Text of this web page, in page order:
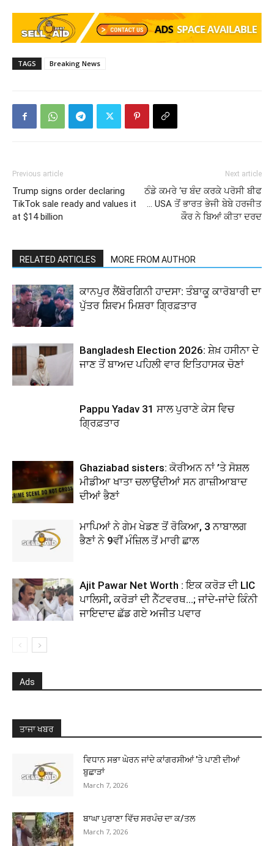
TAGS Breaking News
Previous article
Trump signs order declaring
TikTok sale ready and values it
at $14 billion
Next article
ਠੰਡੇ ਕਮਰੇ ‘ਚ ਬੰਦ ਕਰਕੇ ਪਰੋਸੀ ਬੀਫ
… USA ਤੋਂ ਭਾਰਤ ਭੇਜੀ ਬੇਬੇ ਹਰਜੀਤ
ਕੌਰ ਨੇ ਬਿਆਂ ਕੀਤਾ ਦਰਦ
RELATED ARTICLES MORE FROM AUTHOR
ਕਾਨਪੁਰ ਲੈਂਬੋਰਗਿਨੀ ਹਾਦਸਾ: ਤੰਬਾਕੂ ਕਾਰੋਬਾਰੀ ਦਾ
ਪੁੱਤਰ ਸ਼ਿਵਮ ਮਿਸ਼ਰਾ ਗ੍ਰਿਫ਼ਤਾਰ
Bangladesh Election 2026: ਸ਼ੇਖ਼ ਹਸੀਨਾ ਦੇ
ਜਾਣ ਤੋਂ ਬਾਅਦ ਪਹਿਲੀ ਵਾਰ ਇਤਿਹਾਸਕ ਚੋਣਾਂ
Pappu Yadav 31 ਸਾਲ ਪੁਰਾਣੇ ਕੇਸ ਵਿਚ
ਗ੍ਰਿਫ਼ਤਾਰ
Ghaziabad sisters: ਕੋਰੀਅਨ ਨਾਂ ’ਤੇ ਸੋਸ਼ਲ
ਮੀਡੀਆ ਖਾਤਾ ਚਲਾਉਂਦੀਆਂ ਸਨ ਗਾਜ਼ੀਆਬਾਦ
ਦੀਆਂ ਭੈਣਾਂ
ਮਾਪਿਆਂ ਨੇ ਗੇਮ ਖੇਡਣ ਤੋਂ ਰੋਕਿਆ, 3 ਨਾਬਾਲਗ
ਭੈਣਾਂ ਨੇ 9ਵੀਂ ਮੰਜ਼ਿਲ ਤੋਂ ਮਾਰੀ ਛਾਲ
Ajit Pawar Net Worth : ਇਕ ਕਰੋੜ ਦੀ LIC
ਪਾਲਿਸੀ, ਕਰੋੜਾਂ ਦੀ ਨੈੱਟਵਰਥ…; ਜਾਂਦੇ-ਜਾਂਦੇ ਕਿੰਨੀ
ਜਾਇਦਾਦ ਛੱਡ ਗਏ ਅਜੀਤ ਪਵਾਰ
Ads
ਤਾਜਾ ਖਬਰ
ਵਿਧਾਨ ਸਭਾ ਘੇਰਨ ਜਾਂਦੇ ਕਾਂਗਰਸੀਆਂ ’ਤੇ ਪਾਣੀ ਦੀਆਂ
ਬੁਛਾੜਾਂ
March 7, 2026
ਬਾਘਾ ਪੁਰਾਣਾ ਵਿੱਚ ਸਰਪੰਚ ਦਾ ਕ/ਤਲ
March 7, 2026